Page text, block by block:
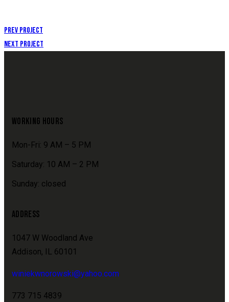
Prev Project
Next Project
WORKING HOURS
Mon-Fri: 9 AM – 5 PM
Saturday: 10 AM – 2 PM
Sunday: closed
ADDRESS
1047 W Woodland Ave
Addison, IL 60101
winiekwnorowski@yahoo.com
773 715 4839